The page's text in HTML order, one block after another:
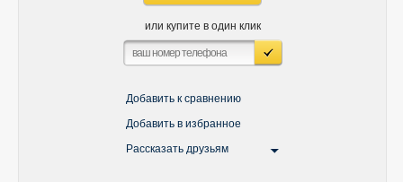
или купите в один клик
Добавить к сравнению
Добавить в избранное
Рассказать друзьям